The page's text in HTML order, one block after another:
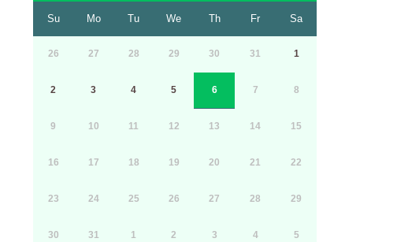
Su Mo Tu We Th Fr Sa
26 27 28 29 30 31 1
2 3 4 5 6 7 8
9 10 11 12 13 14 15
16 17 18 19 20 21 22
23 24 25 26 27 28 29
30 31 1 2 3 4 5